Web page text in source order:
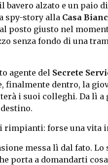
bavero alzato e un paio
spy-story allaCasa
posto giusto nel
senza fondo di una
agente del Secrete
finalmente dentro, la
i suoi colleghi. Da lì a
rimpianti: forse una vita
messa lì dal fato. Lo
porta a domandarti